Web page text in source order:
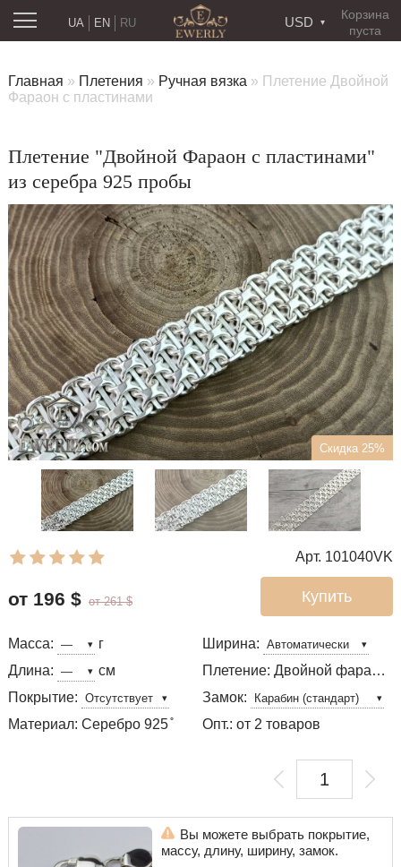
Корзина
пуста
USD
RU
UA EN
Главная » Плетения » Ручная вязка » Плетение Двойной
Фараон с пластинами
Плетение "Двойной Фараон с пластинами"
из серебра 925 пробы
Скидка 25%
Арт. 101040VK
Купить
от 196 $ от 261 $
Масса: г
Ширина:
Длина:
см
Плетение: Двойной фараон с пластинами
Покрытие:
Замок:
Материал: Серебро 925 ̊
Опт.: от 2 товаров
Вы можете выбрать покрытие,
массу, длину, ширину, замок.